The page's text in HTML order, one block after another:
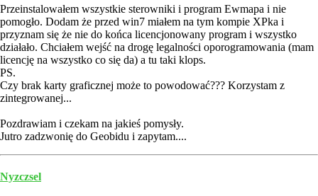
Przeinstalowałem wszystkie sterowniki i program Ewmapa i nie
pomogło. Dodam że przed win7 miałem na tym kompie XPka i
przyznam się że nie do końca licencjonowany program i wszystko
działało. Chciałem wejść na drogę legalności oporogramowania (mam
licencję na wszystko co się da) a tu taki klops.
PS.
Czy brak karty graficznej może to powodować??? Korzystam z
zintegrowanej...
Pozdrawiam i czekam na jakieś pomysły.
Jutro zadzwonię do Geobidu i zapytam....
Nyzczsel